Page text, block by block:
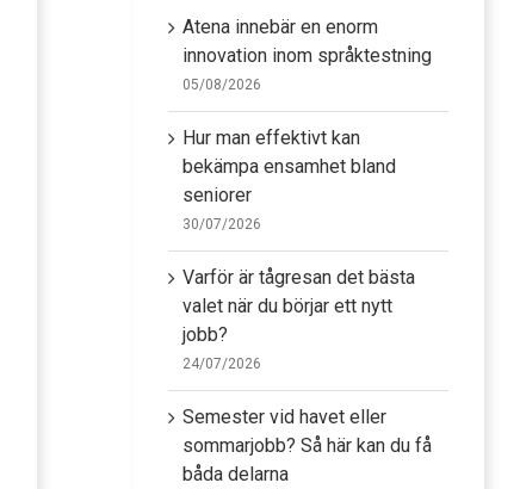
Atena innebär en enorm
innovation inom språktestning
05/08/2026
Hur man effektivt kan
bekämpa ensamhet bland
seniorer
30/07/2026
Varför är tågresan det bästa
valet när du börjar ett nytt
jobb?
24/07/2026
Semester vid havet eller
sommarjobb? Så här kan du få
båda delarna